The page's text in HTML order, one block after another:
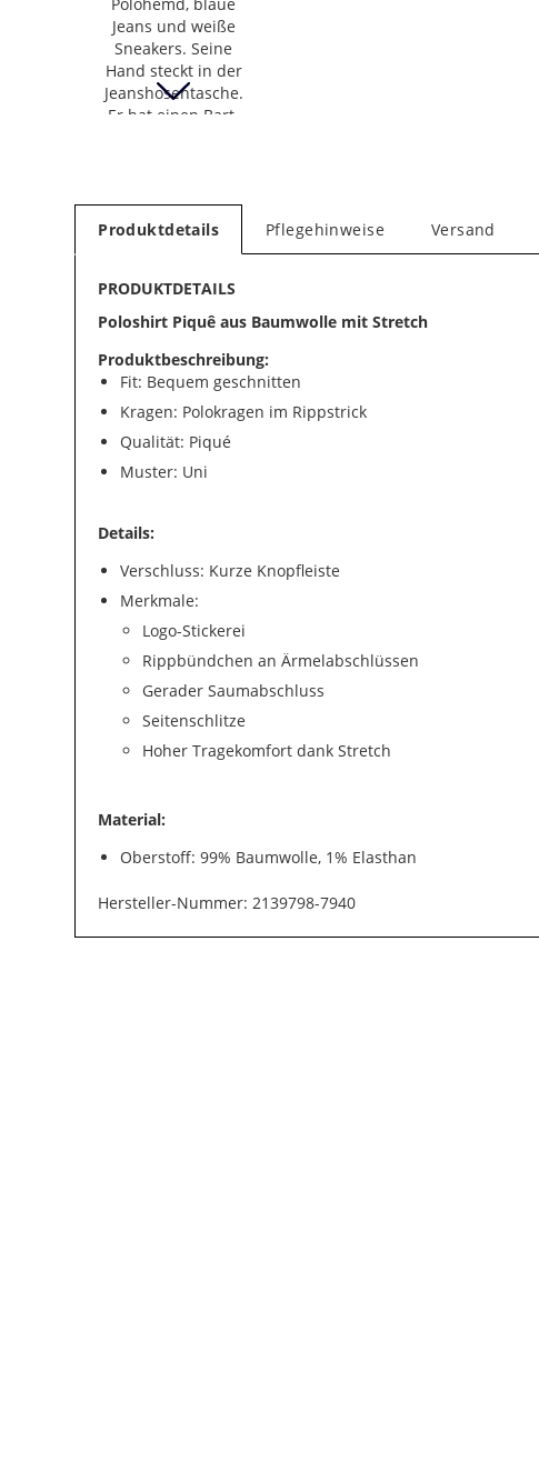
Produktdetails Pflegehinweise Versand
PRODUKTDETAILS
Poloshirt Piquê aus Baumwolle mit Stretch
Produktbeschreibung:
Fit: Bequem geschnitten
Kragen: Polokragen im Rippstrick
Qualität: Piqué
Muster: Uni
Details:
Verschluss: Kurze Knopfleiste
Merkmale:
Logo-Stickerei
Rippbündchen an Ärmelabschlüssen
Gerader Saumabschluss
Seitenschlitze
Hoher Tragekomfort dank Stretch
Material:
Oberstoff: 99% Baumwolle, 1% Elasthan
Hersteller-Nummer: 2139798-7940